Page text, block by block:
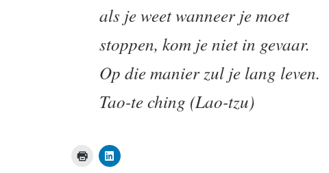
als je weet wanneer je moet
stoppen, kom je niet in gevaar.
Op die manier zul je lang leven.
Tao-te ching (Lao-tzu)